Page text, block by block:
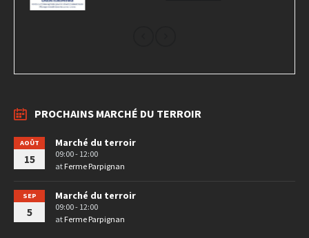
PROCHAINS MARCHÉ DU TERROIR
AOÛT
15
Marché du terroir
09:00 - 12:00
at Ferme Parpignan
SEP
5
Marché du terroir
09:00 - 12:00
at Ferme Parpignan